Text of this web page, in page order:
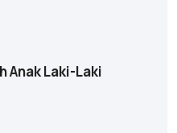
Anak Laki-Laki